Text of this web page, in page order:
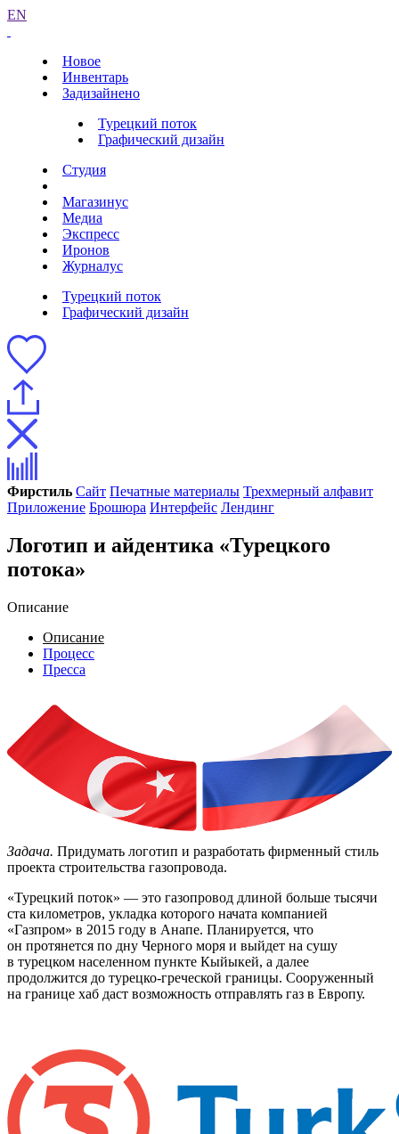
EN
Новое
Инвентарь
Задизайнено
Турецкий поток
Графический дизайн
Студия
Магазинус
Медиа
Экспресс
Иронов
Журналус
Турецкий поток
Графический дизайн
Фирстиль Сайт Печатные материалы Трехмерный алфавит
Приложение Брошюра Интерфейс Лендинг
Логотип и айдентика «Турецкого
потока»
Описание
Описание
Процесс
Пресса
Задача. Придумать логотип и разработать фирменный стиль
проекта строительства газопровода.
«Турецкий поток» — это газопровод длиной больше тысячи
ста километров, укладка которого начата компанией
«Газпром» в 2015 году в Анапе. Планируется, что
он протянется по дну Черного моря и выйдет на сушу
в турецком населенном пункте Кыйыкей, а далее
продолжится до турецко-греческой границы. Сооруженный
на границе хаб даст возможность отправлять газ в Европу.